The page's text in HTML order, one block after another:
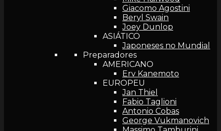
Giacomo Agostini
Beryl Swain
Joey Dunlop
ASIÁTICO
Japoneses no Mundial
Preparadores
AMERICANO
Erv Kanemoto
EUROPEU
Jan Thiel
Fabio Taglioni
Antonio Cobas
George Vukmanovich